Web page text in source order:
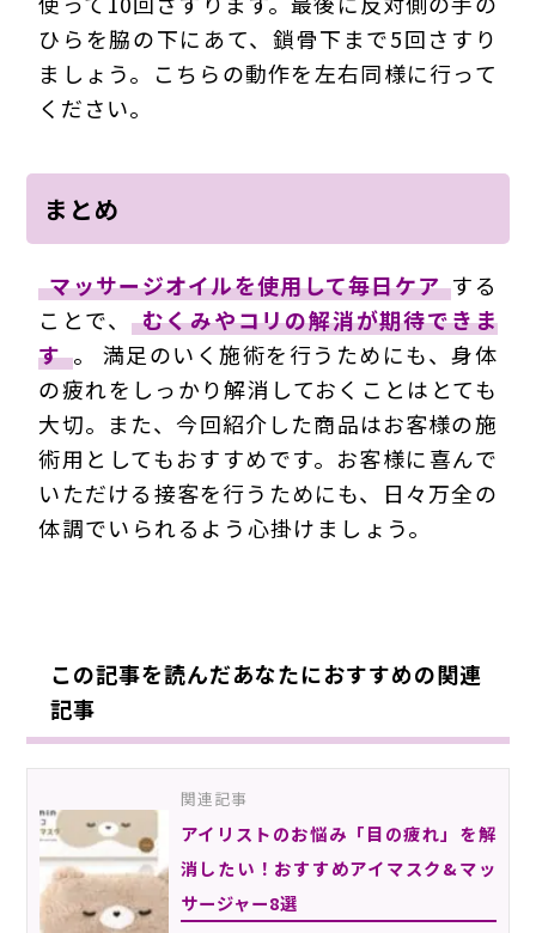
ひらを脇の下にあて、鎖骨下まで5回さすり
ましょう。こちらの動作を左右同様に行って
ください。
まとめ
マッサージオイルを使用して毎日ケア する
ことで、
むくみやコリの解消が期待できま
す 。 満足のいく施術を行うためにも、身体
の疲れをしっかり解消しておくことはとても
大切。また、今回紹介した商品はお客様の施
術用としてもおすすめです。お客様に喜んで
いただける接客を行うためにも、日々万全の
体調でいられるよう心掛けましょう。
この記事を読んだあなたにおすすめの関連
記事
関連記事
アイリストのお悩み「目の疲れ」を解
消したい！おすすめアイマスク&マッ
サージャー8選